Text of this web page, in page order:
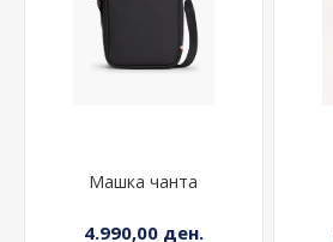
Машка чанта
4.990,00 ден.